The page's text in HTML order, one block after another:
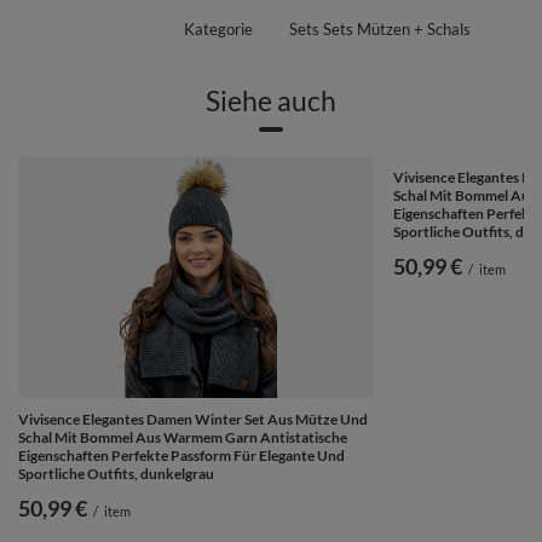
Kategorie
Sets Sets Mützen + Schals
Siehe auch
Vivisence Elegantes Damen Winter Set Aus Mütze Und
Schal Mit Bommel Aus Warmem Garn Antistatische
Eigenschaften Perfekte Passform Für Elegante Und
Sportliche Outfits, dunkelgrau
50,99 € / item
Vivisence Elegantes
Schal Mit Bommel
Eigenschaften
Sportliche Outfits,
50,99 € / item